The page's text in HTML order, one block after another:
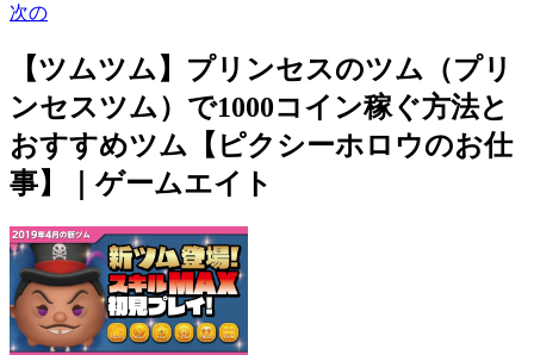
次の
【ツムツム】プリンセスのツム（プリ
ンセスツム）で1000コイン稼ぐ方法と
おすすめツム【ピクシーホロウのお仕
事】｜ゲームエイト